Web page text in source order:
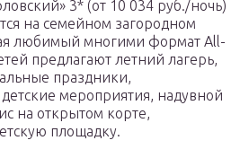
3* (от 10 034 руб./ночь)
на семейном загородном
любимый многими формат All-
предлагают летний лагерь,
праздники,
мероприятия, надувной
на открытом корте,
площадку.